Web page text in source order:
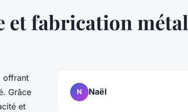
et fabrication métal
offrant
Grâce
et
N Naël